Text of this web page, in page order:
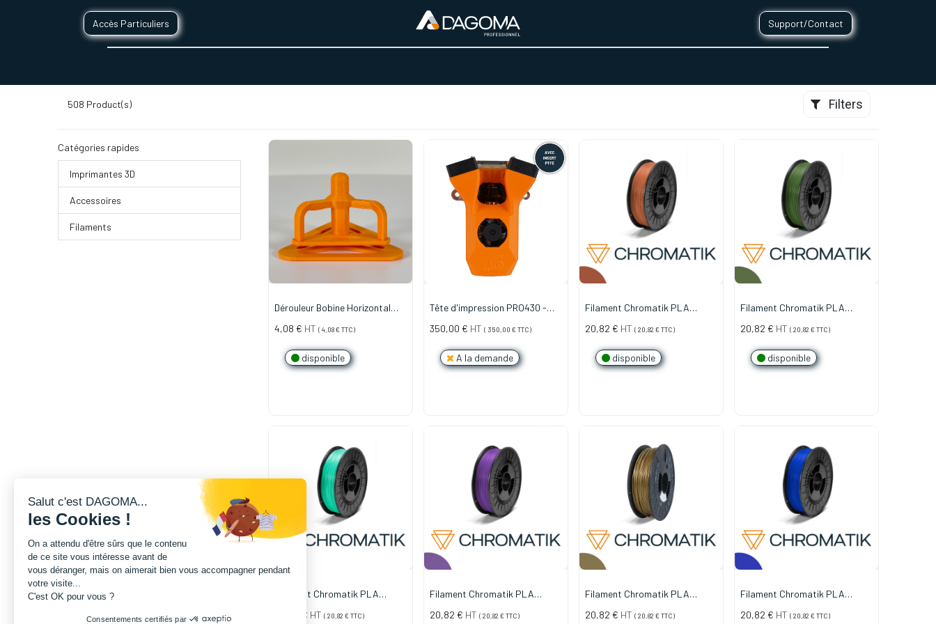
Accès Particuliers Support/Contact
508 Product(s) Filters
Catégories rapides
Imprimantes 3D
Accessoires
Filaments
Dérouleur Bobine Horizontal
4,08 € HT ( 4,08€ TTC)
disponible
Tête d'impression PRO430 -
350,00 € HT ( 350,00 € TTC)
A la demande
Filament Chromatik PLA
(750g)
20,82 € HT ( 20,82 € TTC)
disponible
Filament Chromatik PLA
20,82 € HT ( 20,82 € TTC)
disponible
Filament Chromatik PLA
€ HT ( 20,82 € TTC)
Filament Chromatik PLA
20,82 € HT ( 20,82 € TTC)
Filament Chromatik PLA
20,82 € HT ( 20,82 € TTC)
Filament Chromatik PLA
20,82 € HT ( 20,82 € TTC)
Salut c'est DAGOMA...
les Cookies !
On a attendu d'être sûrs que le contenu
de ce site vous intéresse avant de
vous déranger, mais on aimerait bien vous accompagner pendant
votre visite...
C'est OK pour vous ?
Consentements certifiés par